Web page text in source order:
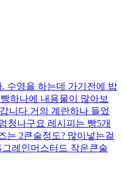
수영을 하는데 가기전에 밥
하나에 내용물이 많아보
니다 거의 계란하나 들었
청나구요 레시피는 빵5개
는 2큰술정도? 많이넣는걸
레인머스터드 작은큰술